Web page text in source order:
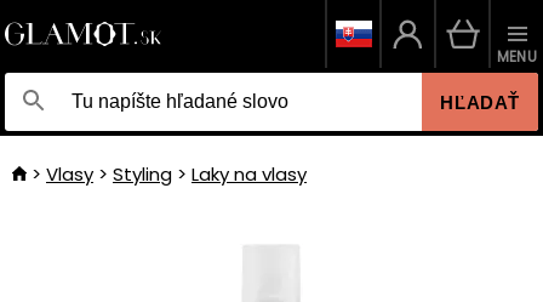
HĽADAŤ
MENU
Vlasy Styling Laky na vlasy